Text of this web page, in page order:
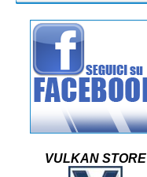
VULKAN STORE